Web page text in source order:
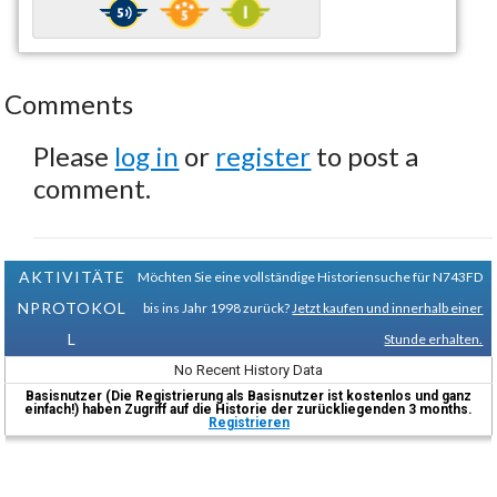
Comments
Please log in or register to post a
comment.
AKTIVITÄTE
NPROTOKOL
L
Möchten Sie eine vollständige Historiensuche für N743FD
bis ins Jahr 1998 zurück? Jetzt kaufen und innerhalb einer
Stunde erhalten.
No Recent History Data
Basisnutzer (Die Registrierung als Basisnutzer ist kostenlos und ganz
einfach!) haben Zugriff auf die Historie der zurückliegenden 3 months.
Registrieren